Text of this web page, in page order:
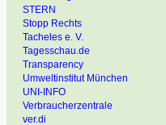
STERN
Stopp Rechts
Tacheles e. V.
Tagesschau.de
Transparency
Umweltinstitut München
UNI-INFO
Verbraucherzentrale
ver.di